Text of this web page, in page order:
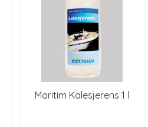
Maritim Kalesjerens 1 l